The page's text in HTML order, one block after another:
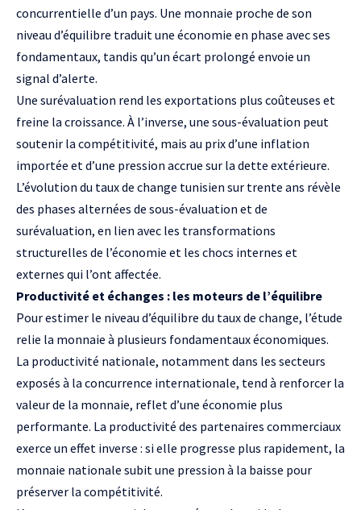
concurrentielle d’un pays. Une monnaie proche de son
niveau d’équilibre traduit une économie en phase avec ses
fondamentaux, tandis qu’un écart prolongé envoie un
signal d’alerte.
Une surévaluation rend les exportations plus coûteuses et
freine la croissance. À l’inverse, une sous-évaluation peut
soutenir la compétitivité, mais au prix d’une inflation
importée et d’une pression accrue sur la dette extérieure.
L’évolution du taux de change tunisien sur trente ans révèle
des phases alternées de sous-évaluation et de
surévaluation, en lien avec les transformations
structurelles de l’économie et les chocs internes et
externes qui l’ont affectée.
Productivité et échanges : les moteurs de l’équilibre
Pour estimer le niveau d’équilibre du taux de change, l’étude
relie la monnaie à plusieurs fondamentaux économiques.
La productivité nationale, notamment dans les secteurs
exposés à la concurrence internationale, tend à renforcer la
valeur de la monnaie, reflet d’une économie plus
performante. La productivité des partenaires commerciaux
exerce un effet inverse : si elle progresse plus rapidement, la
monnaie nationale subit une pression à la baisse pour
préserver la compétitivité.